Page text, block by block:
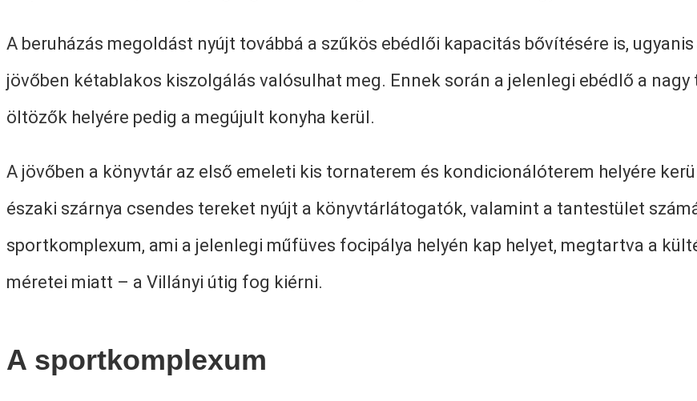
A beruházás megoldást nyújt továbbá a szűkös ebédlői kapacitás bővítésére is,
jövőben kétablakos kiszolgálás valósulhat meg. Ennek során a jelenlegi ebédlő a
öltözők helyére pedig a megújult konyha kerül.
A jövőben a könyvtár az első emeleti kis tornaterem és kondicionálóterem helyére
északi szárnya csendes tereket nyújt a könyvtárlátogatók, valamint a tantestület
sportkomplexum, ami a jelenlegi műfüves focipálya helyén kap helyet, megtartva a
méretei miatt – a Villányi útig fog kiérni.
A sportkomplexum